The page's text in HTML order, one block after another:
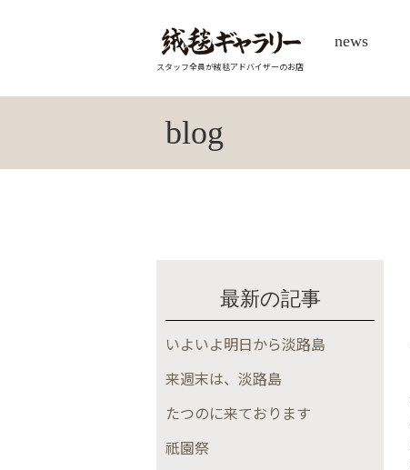
スタッフ全員が絨毯アドバイザーのお店
news
blog
最新の記事
いよいよ明日から淡路島
来週末は、淡路島
たつのに来ております
祇園祭